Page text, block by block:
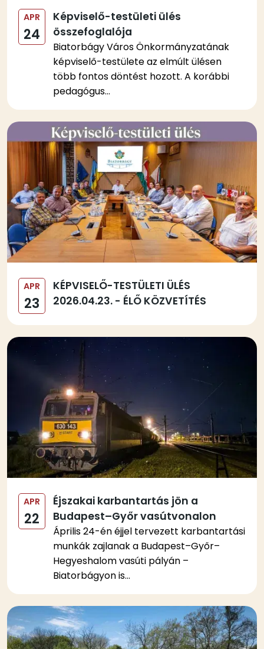
APR
24
Képviselő-testületi ülés
összefoglalója
Biatorbágy Város Önkormányzatának
képviselő-testülete az elmúlt ülésen
több fontos döntést hozott. A korábbi
pedagógus...
Kép
APR
23
KÉPVISELŐ-TESTÜLETI ÜLÉS
2026.04.23. - ÉLŐ KÖZVETÍTÉS
Kép
APR
22
Éjszakai karbantartás jön a
Budapest–Győr vasútvonalon
Április 24-én éjjel tervezett karbantartási
munkák zajlanak a Budapest–Győr–
Hegyeshalom vasúti pályán –
Biatorbágyon is...
Kép